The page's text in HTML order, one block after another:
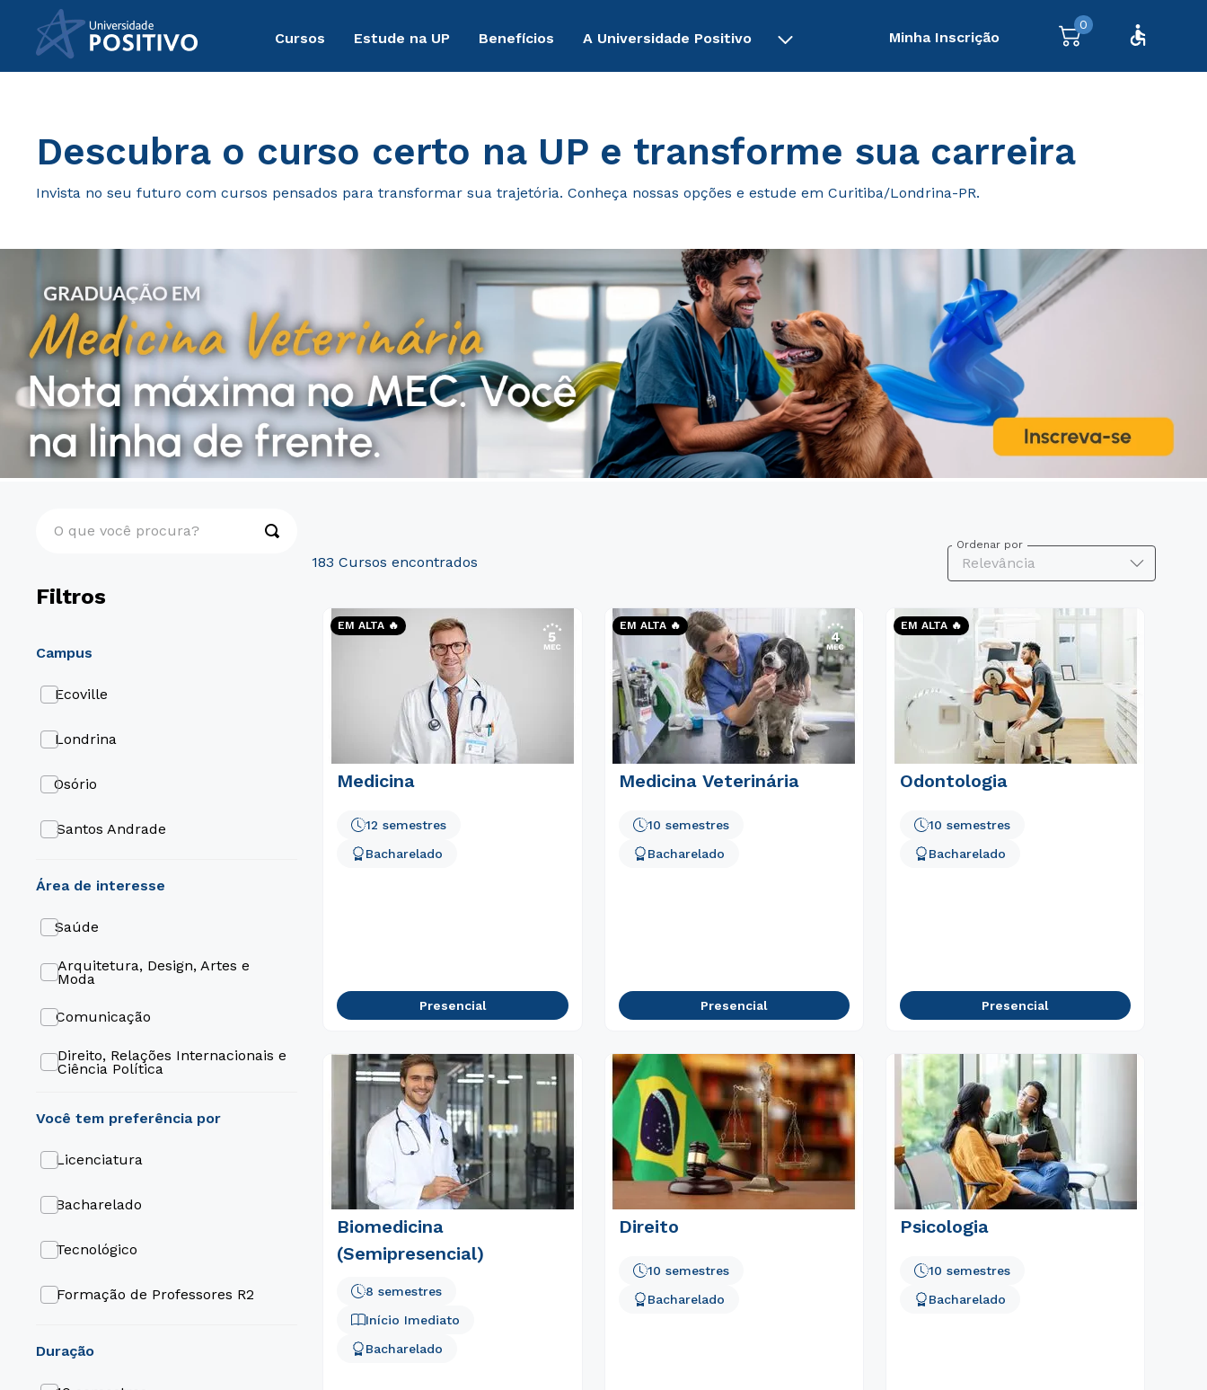
Cursos Estude na UP Benefícios A Universidade Positivo Minha Inscrição
0
Descubra o curso certo na UP e transforme sua carreira
Invista no seu futuro com cursos pensados para transformar sua trajetória. Conheça nossas opções e estude em Curitiba/Londrina-PR.
Filtros
área de interesse
Saúde
Arquitetura, Design, Artes e
Moda
Comunicação
Direito, Relações Internacionais e
Ciência Política
Engenharia e Tecnologia
Gestão e Negócios
Gastronomia e Hospitalidade
campus
Ecoville
Londrina
Osório
Santos Andrade
duração
Licenciatura
Bacharelado
Tecnológico
Formação de Professores R2
183
Ordenar por
Relevância
EM ALTA 🔥
Medicina
12 semestres
Bacharelado
Presencial
EM ALTA 🔥
Medicina Veterinária
10 semestres
Bacharelado
Presencial
EM ALTA 🔥
Odontologia
10 semestres
Bacharelado
Presencial
Biomedicina
(Semipresencial)
Início Imediato
8 semestres
Bacharelado
Direito
10 semestres
Bacharelado
Psicologia
10 semestres
Bacharelado